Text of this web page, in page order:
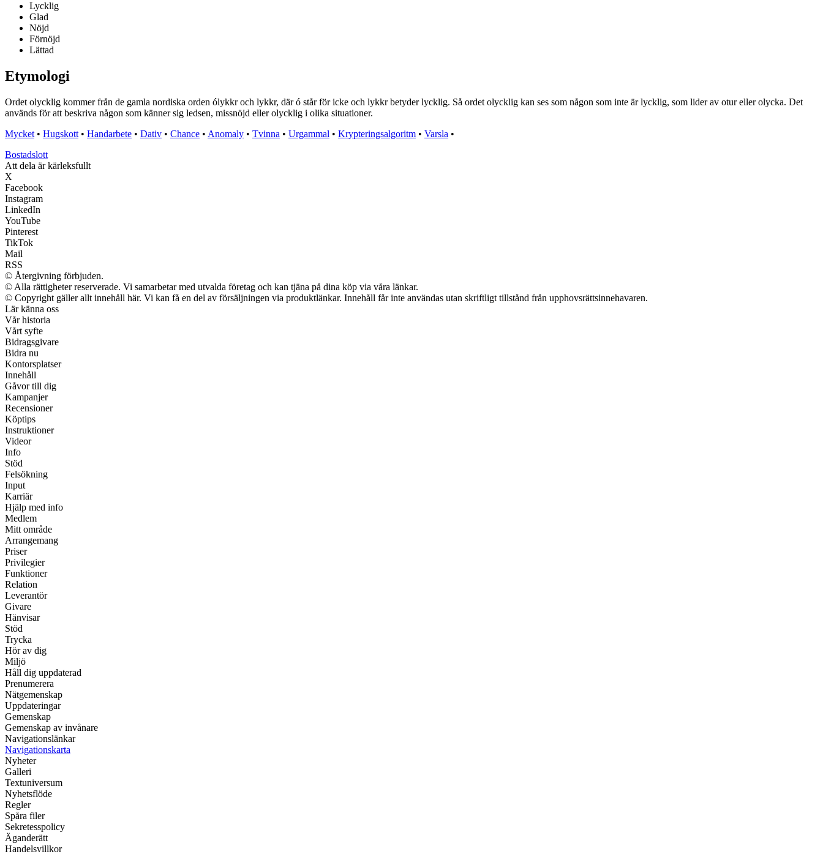
Lycklig
Glad
Nöjd
Förnöjd
Lättad
Etymologi
Ordet olycklig kommer från de gamla nordiska orden ólykkr och lykkr, där ó står för icke och lykkr betyder lycklig. Så ordet olycklig kan ses som någon som inte är lycklig, som lider av otur eller olycka. Det
används för att beskriva någon som känner sig ledsen, missnöjd eller olycklig i olika situationer.
Mycket • Hugskott • Handarbete • Dativ • Chance • Anomaly • Tvinna • Urgammal • Krypteringsalgoritm • Varsla •
Bostadslott
Att dela är kärleksfullt
X
Facebook
Instagram
LinkedIn
YouTube
Pinterest
TikTok
Mail
RSS
© Återgivning förbjuden.
© Alla rättigheter reserverade. Vi samarbetar med utvalda företag och kan tjäna på dina köp via våra länkar.
© Copyright gäller allt innehåll här. Vi kan få en del av försäljningen via produktlänkar. Innehåll får inte användas utan skriftligt tillstånd från upphovsrättsinnehavaren.
Lär känna oss
Vår historia
Vårt syfte
Bidragsgivare
Bidra nu
Kontorsplatser
Innehåll
Gåvor till dig
Kampanjer
Recensioner
Köptips
Instruktioner
Videor
Info
Stöd
Felsökning
Input
Karriär
Hjälp med info
Medlem
Mitt område
Arrangemang
Priser
Privilegier
Funktioner
Relation
Leverantör
Givare
Hänvisar
Stöd
Trycka
Hör av dig
Miljö
Håll dig uppdaterad
Prenumerera
Nätgemenskap
Uppdateringar
Gemenskap
Gemenskap av invånare
Navigationslänkar
Navigationskarta
Nyheter
Galleri
Textuniversum
Nyhetsflöde
Regler
Spåra filer
Sekretesspolicy
Äganderätt
Handelsvillkor